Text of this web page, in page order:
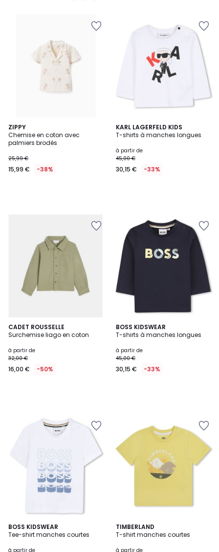
ZIPPY
Chemise en coton avec
palmiers brodés
25,99 €
15,99 € -38%
KARL LAGERFELD KIDS
T-shirts à manches longues
à partir de
45,00 €
30,15 € -33%
CADET ROUSSELLE
Surchemise liago en coton
à partir de
32,00 €
16,00 € -50%
BOSS KIDSWEAR
T-shirts à manches longues
à partir de
45,00 €
30,15 € -33%
BOSS KIDSWEAR
Tee-shirt manches courtes
à partir de
3
Couleurs
TIMBERLAND
T-shirt manches courtes
à partir de
3
Couleurs